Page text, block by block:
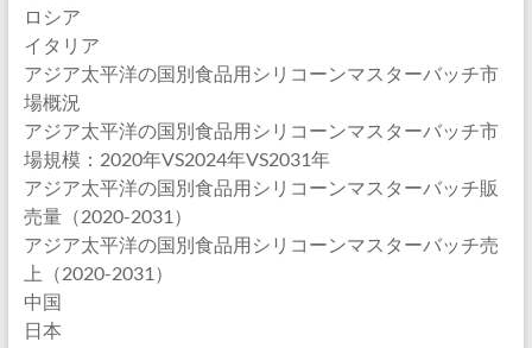
ロシア
イタリア
アジア太平洋の国別食品用シリコーンマスターバッチ市
場概況
アジア太平洋の国別食品用シリコーンマスターバッチ市
場規模：2020年VS2024年VS2031年
アジア太平洋の国別食品用シリコーンマスターバッチ販
売量（2020-2031）
アジア太平洋の国別食品用シリコーンマスターバッチ売
上（2020-2031）
中国
日本